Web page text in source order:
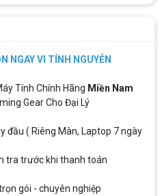
NGAY VI TÍNH NGUYỄN
Tính Chính Hãng Miền Nam
Gear Cho Đại Lý
đầu ( Riêng Màn, Laptop 7 ngày
tra trước khi thanh toán
gói - chuyên nghiệp